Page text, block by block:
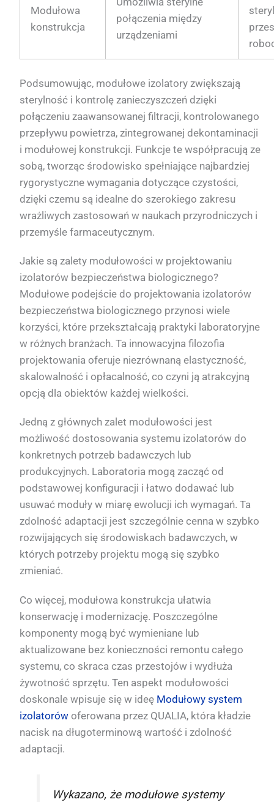
Modułowa
konstrukcja
połączenia między
urządzeniami
Podsumowując, modułowe izolatory zwiększają
sterylność i kontrolę zanieczyszczeń dzięki
połączeniu zaawansowanej filtracji, kontrolowanego
przepływu powietrza, zintegrowanej dekontaminacji
i modułowej konstrukcji. Funkcje te współpracują ze
sobą, tworząc środowisko spełniające najbardziej
rygorystyczne wymagania dotyczące czystości,
dzięki czemu są idealne do szerokiego zakresu
wrażliwych zastosowań w naukach przyrodniczych i
przemyśle farmaceutycznym.
Jakie są zalety modułowości w projektowaniu
izolatorów bezpieczeństwa biologicznego?
Modułowe podejście do projektowania izolatorów
bezpieczeństwa biologicznego przynosi wiele
korzyści, które przekształcają praktyki laboratoryjne
w różnych branżach. Ta innowacyjna filozofia
projektowania oferuje niezrównaną elastyczność,
skalowalność i opłacalność, co czyni ją atrakcyjną
opcją dla obiektów każdej wielkości.
Jedną z głównych zalet modułowości jest
możliwość dostosowania systemu izolatorów do
konkretnych potrzeb badawczych lub
produkcyjnych. Laboratoria mogą zacząć od
podstawowej konfiguracji i łatwo dodawać lub
usuwać moduły w miarę ewolucji ich wymagań. Ta
zdolność adaptacji jest szczególnie cenna w szybko
rozwijających się środowiskach badawczych, w
których potrzeby projektu mogą się szybko
zmieniać.
Co więcej, modułowa konstrukcja ułatwia
konserwację i modernizację. Poszczególne
komponenty mogą być wymieniane lub
aktualizowane bez konieczności remontu całego
systemu, co skraca czas przestojów i wydłuża
żywotność sprzętu. Ten aspekt modułowości
doskonale wpisuje się w ideę Modułowy system
izolatorówoferowana przez QUALIA, która kładzie
nacisk na długoterminową wartość i zdolność
adaptacji.
Wykazano, że modułowe systemy